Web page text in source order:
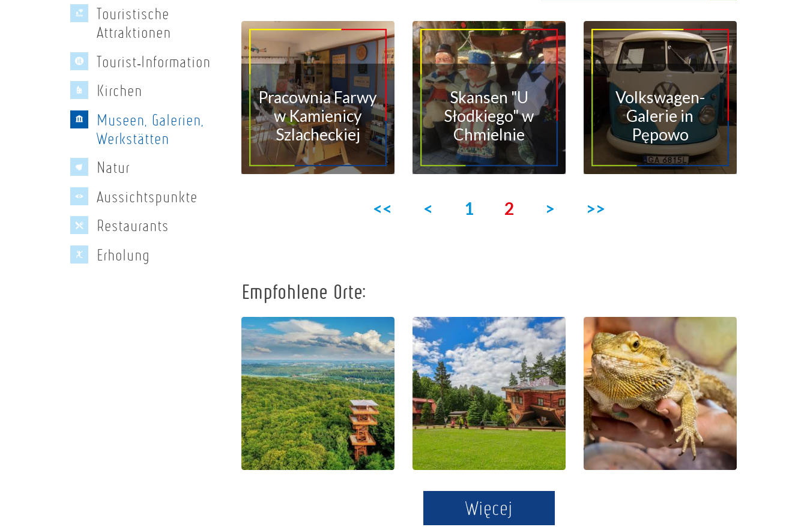
Touristische
Attraktionen
Tourist-Information
Kirchen
Museen, Galerien,
Werkstätten
Natur
Aussichtspunkte
Restaurants
Erholung
Pracownia Farwy
w Kamienicy
Szlacheckiej
Skansen "U
Słodkiego" w
Chmielnie
Volkswagen-
Galerie in
Pępowo
<< < 1 2 > >>
−
Empfohlene Orte:
Johannes-
Paul-II.-
Aussichtsturm
in Wieżyca
Das Zentrum
für Bildung
und
Vermarktung
der Region in
Szymbark
Der
Bildungspark
Zoo –
Exotische
Kaschubei in
Tuchlino
Więcej